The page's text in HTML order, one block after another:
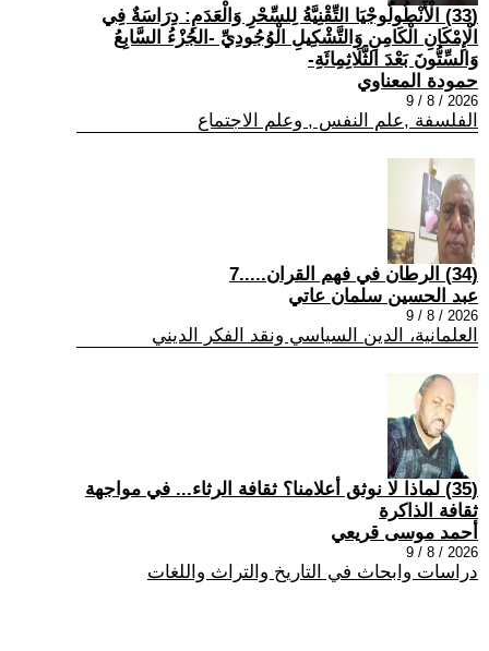
(33) الْأَنْطُولُوجْيَا التِّقْنِيَّةُ لِلسِّحْرِ وَالْعَدَمِ: دِرَاسَةٌ فِي
الْإِمْكَانِ الْكَامِنِ وَالتَّشْكِيلِ الْوُجُودِيِّ -الجُزْءُ السَّابِعُ
وَالسِّتُّونَ بَعْدَ الثَّلَاثِمِائَةِ-
حمودة المعناوي
2026 / 8 / 9
الفلسفة ,علم النفس , وعلم الاجتماع
(34) الرطان في فهم القران.....7
عبد الحسين سلمان عاتي
2026 / 8 / 9
العلمانية، الدين السياسي ونقد الفكر الديني
(35) لماذا لا نوثق أعلامنا؟ ثقافة الرثاء... في مواجهة
ثقافة الذاكرة
أحمد موسى قريعي
2026 / 8 / 9
دراسات وابحاث في التاريخ والتراث واللغات